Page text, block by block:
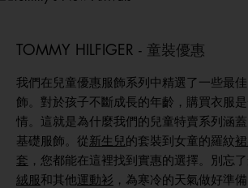
TOMMY HILFIGER - 童裝優惠
我們在兒童優惠服飾系列中精選了一些最
飾。對於孩子不斷成長的年齡，購買衣服
情。這就是為什麼我們的兒童特賣系列涵蓋
基礎服飾。從 新生兒的套裝到女童的羅紋
套 ，您都能在這裡找到實惠的選擇。別忘
絨服和其他運動衫 ，為寒冷的天氣做好準